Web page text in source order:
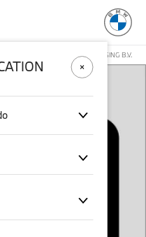
STICHD SPORTSMERCHANDISING B.V.